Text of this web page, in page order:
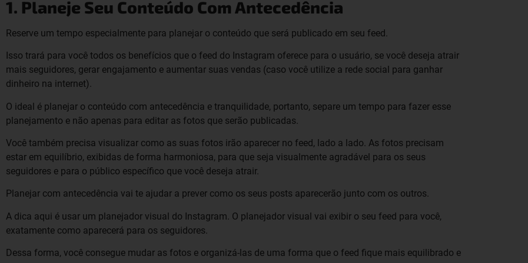
1. Planeje Seu Conteúdo Com Antecedência
Reserve um tempo especialmente para planejar o conteúdo que será publicado em seu feed.
Isso trará para você todos os benefícios que o feed do Instagram oferece para o usuário, se você deseja atrair
mais seguidores, gerar engajamento e aumentar suas vendas (caso você utilize a rede social para ganhar
dinheiro na internet).
O ideal é planejar o conteúdo com antecedência e tranquilidade, portanto, separe um tempo para fazer esse
planejamento e não apenas para editar as fotos que serão publicadas.
Você também precisa visualizar como as suas fotos irão aparecer no feed, lado a lado. As fotos precisam
estar em equilíbrio, exibidas de forma harmoniosa, para que seja visualmente agradável para os seus
seguidores e para o público específico que você deseja atrair.
Planejar com antecedência vai te ajudar a prever como os seus posts aparecerão junto com os outros.
A dica aqui é usar um planejador visual do Instagram. O planejador visual vai exibir o seu feed para você,
exatamente como aparecerá para os seguidores.
Dessa forma, você consegue mudar as fotos e organizá-las de uma forma que o feed fique mais equilibrado e